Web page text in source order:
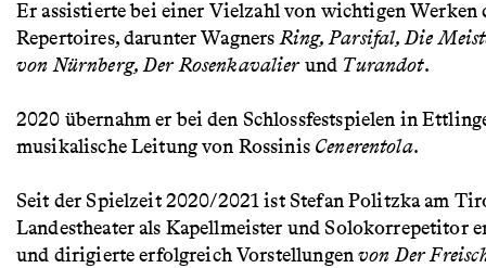
Er assistierte bei einer Vielzahl von wichtigen Werken
Repertoires, darunter WagnersRing, Parsifal, Die
von Nürnberg, Der Rosenkavalierund Turandot.
2020 übernahm er bei den Schlossfestspielen in
musikalische Leitung von Rossinis Cenerentola.
Seit der Spielzeit 2020/2021 ist Stefan Politzka am
Landestheater als Kapellmeister und Solokorrepetitor
und dirigierte erfolgreich Vorstellungenvon Der